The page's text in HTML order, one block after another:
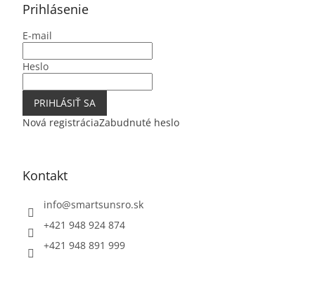
Prihlásenie
E-mail
Heslo
PRIHLÁSIŤ SA
Nová registráciaZabudnuté heslo
Kontakt
info@smartsunsro.sk
+421 948 924 874
+421 948 891 999